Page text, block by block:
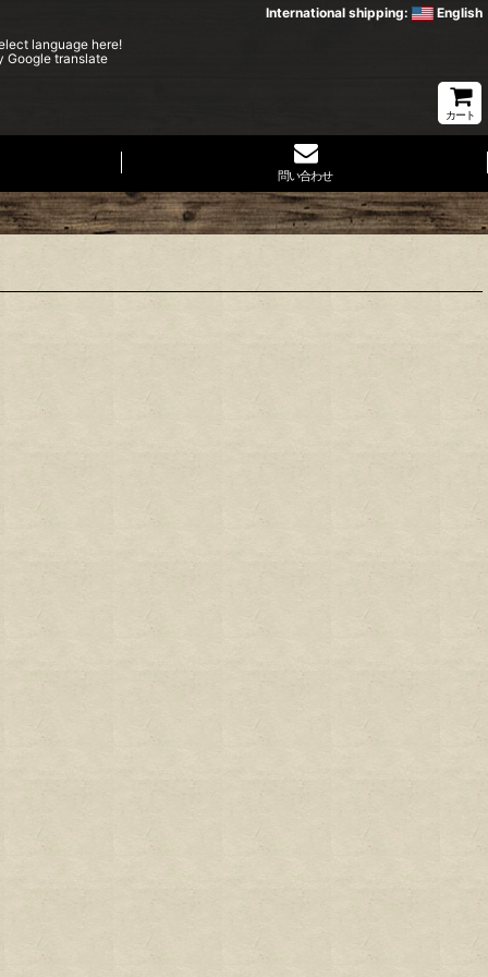
International shipping:
English
language here!
Google translate
カート
問い合わせ